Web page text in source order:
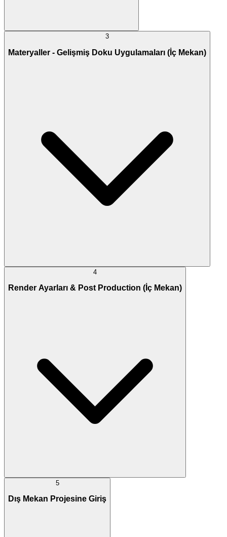
3
Materyaller - Gelişmiş Doku Uygulamaları (İç Mekan)
4
Render Ayarları & Post Production (İç Mekan)
5
Dış Mekan Projesine Giriş